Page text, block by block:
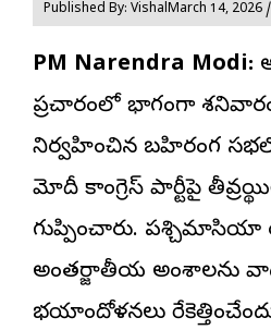
Published By: VishalMarch 14, 2026
PM Narendra Modi:
ప్రచారంలో భాగంగా
నిర్వహించిన బహిరంగ సభలో
మోదీ కాంగ్రెస్ పార్టీపై
గుప్పించారు. పశ్చిమాసియా
అంతర్జాతీయ అంశాలను
భయాందోళనలు